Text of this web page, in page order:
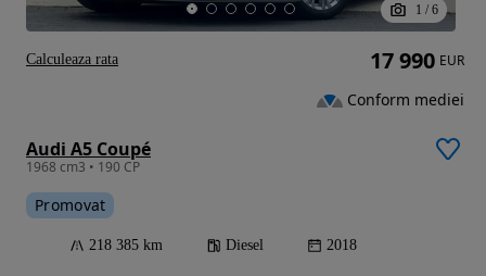
1 / 6
Audi A5 Coupé
1968 cm3 • 190 CP
Promovat
218 385 km Diesel 2018
17 990 EUR
Conform mediei
Calculeaza rata